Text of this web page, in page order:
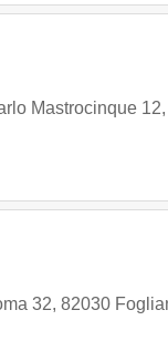
Mastrocinque 12,
32, 82030